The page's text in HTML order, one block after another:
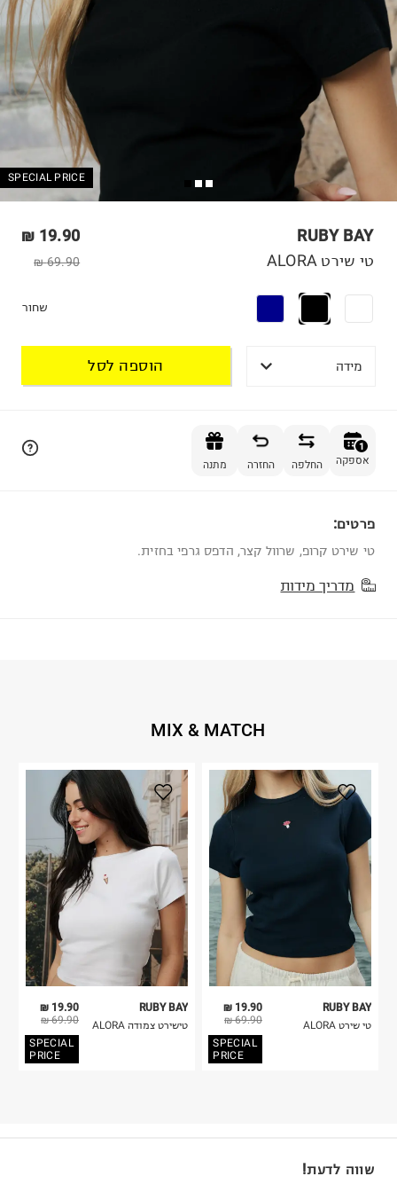
SPECIAL PRICE
RUBY BAY
19.90 ₪
69.90 ₪ טי שירט ALORA
שחור
מידה הוספה לסל
1
אספקה החלפה החזרה מתנה
פרטים:
טי שירט קרופ, שרוול קצר, הדפס גרפי בחזית.
מדריך מידות
MIX & MATCH
19.90 ₪
69.90 ₪
SPECIAL
PRICE
RUBY BAY
טישירט צמודה ALORA
19.90 ₪
69.90 ₪
SPECIAL
PRICE
RUBY BAY
טי שירט ALORA
שווה לדעת!